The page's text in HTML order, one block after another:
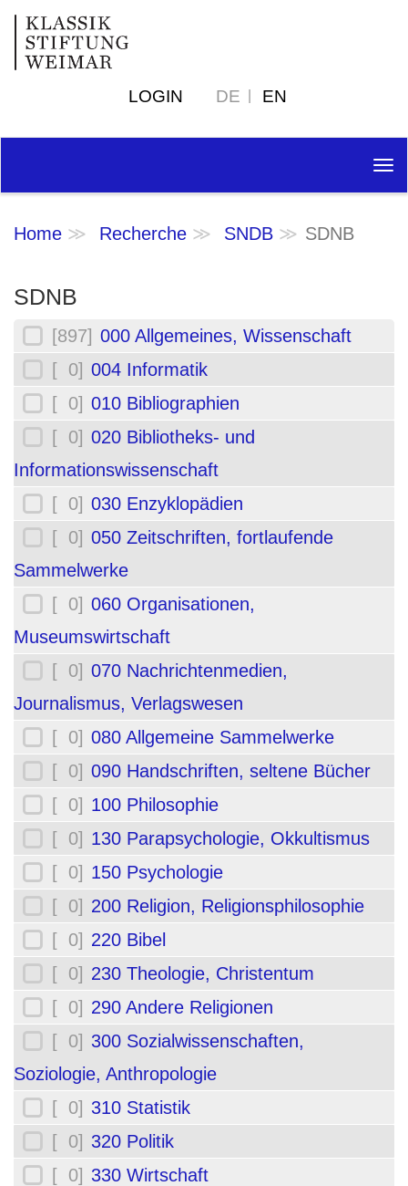
LOGIN DE EN
Home Recherche SNDB SDNB
SDNB
[897] 000 Allgemeines, Wissenschaft
[ 0] 004 Informatik
[ 0] 010 Bibliographien
[ 0] 020 Bibliotheks- und
Informationswissenschaft
[ 0] 030 Enzyklopädien
[ 0] 050 Zeitschriften, fortlaufende
Sammelwerke
[ 0] 060 Organisationen,
Museumswirtschaft
[ 0] 070 Nachrichtenmedien,
Journalismus, Verlagswesen
[ 0] 080 Allgemeine Sammelwerke
[ 0] 090 Handschriften, seltene Bücher
[ 0] 100 Philosophie
[ 0] 130 Parapsychologie, Okkultismus
[ 0] 150 Psychologie
[ 0] 200 Religion, Religionsphilosophie
[ 0] 220 Bibel
[ 0] 230 Theologie, Christentum
[ 0] 290 Andere Religionen
[ 0] 300 Sozialwissenschaften,
Soziologie, Anthropologie
[ 0] 310 Statistik
[ 0] 320 Politik
[ 0] 330 Wirtschaft